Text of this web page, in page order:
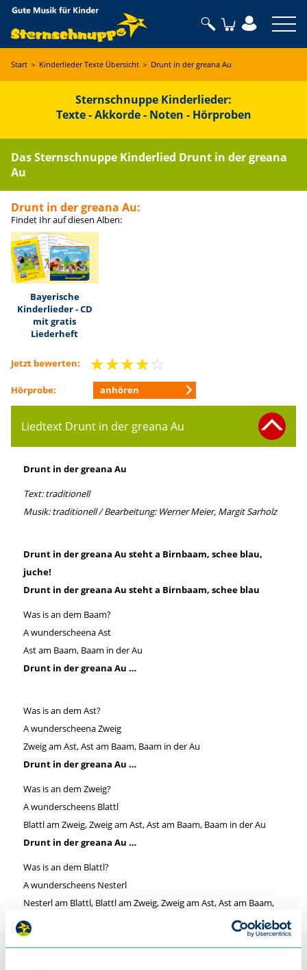
Start ＞ Kinderlieder Texte Übersicht ＞ Drunt in der greana Au
Sternschnuppe Kinderlieder:
Texte - Akkorde - Noten - Hörproben
Das Sternschnuppe Kinderlied Drunt in der greana
Au
Drunt in der greana Au:
Findet Ihr auf diesen Alben:
Bayerische
Kinderlieder - CD
mit gratis
Liederheft
Jetzt bewerten: ☆☆☆☆☆
Hörprobe: anhören
Liedtext Drunt in der greana Au
Drunt in der greana Au
Text: traditionell
Musik: traditionell/ Bearbeitung: Werner Meier, Margit Sarholz
Drunt in der greana Au steht a Birnbaam, schee blau,
juche!
Drunt in der greana Au steht a Birnbaam, schee blau
Was is an dem Baam?
A wunderscheena Ast
Ast am Baam, Baam in der Au
Drunt in der greana Au …
Was is an dem Ast?
A wunderscheena Zweig
Zweig am Ast, Ast am Baam, Baam in der Au
Drunt in der greana Au …
Was is an dem Zweig?
A wunderscheens Blattl
Blattl am Zweig, Zweig am Ast, Ast am Baam, Baam in der Au
Drunt in der greana Au …
Was is an dem Blattl?
A wunderscheens Nesterl
Nesterl am Blattl, Blattl am Zweig, Zweig am Ast, Ast am Baam,
Baam in der Au
Drunt in der greana Au …